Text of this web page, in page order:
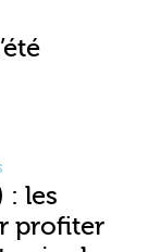
: les
profiter